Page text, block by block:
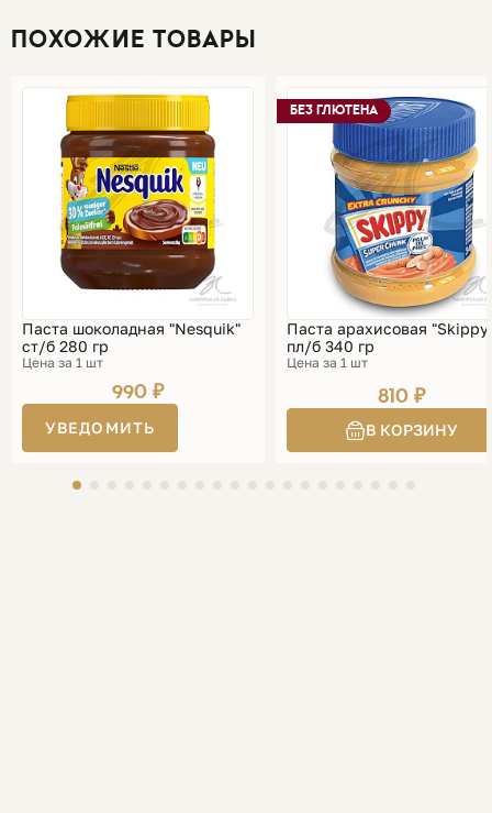
ПОХОЖИЕ ТОВАРЫ
Паста шоколадная "Nesquik"
ст/б 280 гр
Цена за 1 шт
990 ₽
УВЕДОМИТЬ
БЕЗ ГЛЮТЕНА
Паста арахисовая
пл/б 340 гр
Цена за 1 шт
810 ₽